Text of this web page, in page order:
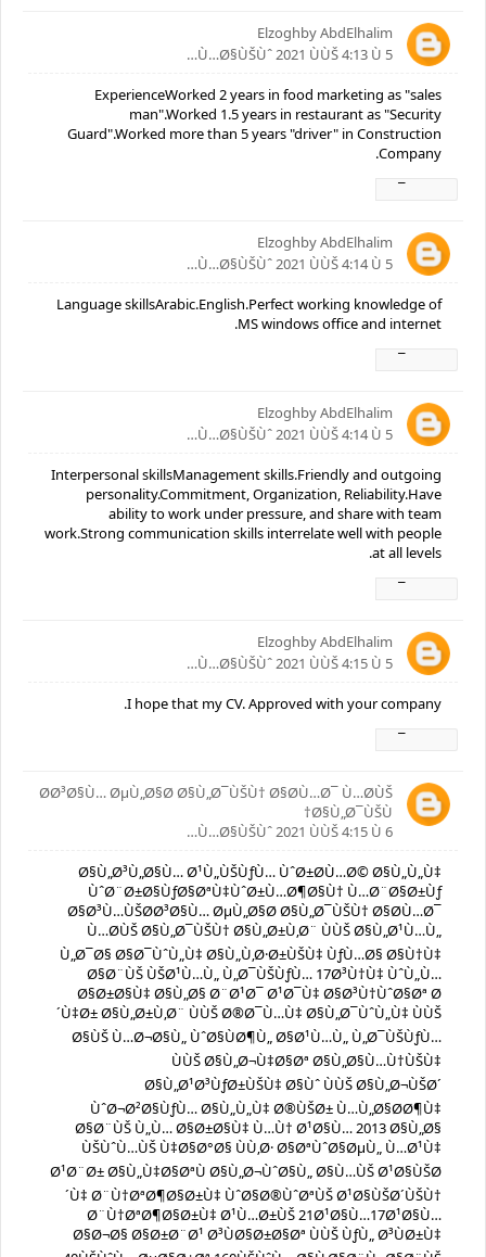
Elzoghby AbdElhalim
5 Ù…Ø§ÙŠÙˆ 2021 ÙÙŠ 4:13 Ù…
ExperienceWorked 2 years in food marketing as "sales
man".Worked 1.5 years in restaurant as "Security
Guard".Worked more than 5 years "driver" in Construction
Company.
Elzoghby AbdElhalim
5 Ù…Ø§ÙŠÙˆ 2021 ÙÙŠ 4:14 Ù…
Language skillsArabic.English.Perfect working knowledge of
MS windows office and internet.
Elzoghby AbdElhalim
5 Ù…Ø§ÙŠÙˆ 2021 ÙÙŠ 4:14 Ù…
Interpersonal skillsManagement skills.Friendly and outgoing
personality.Commitment, Organization, Reliability.Have
ability to work under pressure, and share with team
work.Strong communication skills interrelate well with people
at all levels.
Elzoghby AbdElhalim
5 Ù…Ø§ÙŠÙˆ 2021 ÙÙŠ 4:15 Ù…
I hope that my CV. Approved with your company.
Ø­Ø³Ø§Ù… ØµÙ„Ø§Ø­ Ø§Ù„Ø¯ÙŠÙ† Ø§Ø­Ù…Ø¯ Ù…Ø­ÙŠ
Ø§Ù„Ø¯ÙŠÙ†
6 Ù…Ø§ÙŠÙˆ 2021 ÙÙŠ 4:15 Ù…
Ø§Ù„Ø³Ù„Ø§Ù… Ø¹Ù„ÙŠÙƒÙ… ÙˆØ±Ø­Ù…Ø© Ø§Ù„Ù„Ù‡
ÙˆØ¨Ø±Ø§ÙƒØ§ØªÙ‡ÙˆØ±Ù…Ø¶Ø§Ù† Ù…Ø¨Ø§Ø±Ùƒ
Ø§Ø³Ù…ÙŠØ­Ø³Ø§Ù… ØµÙ„Ø§Ø­ Ø§Ù„Ø¯ÙŠÙ† Ø§Ø­Ù…Ø¯
Ù…Ø­ÙŠ Ø§Ù„Ø¯ÙŠÙ† Ø§Ù„Ø±Ù‚Ø¨ ÙÙŠ Ø§Ù„Ø¹Ù…Ù„
Ù„Ø¯Ø§ Ø§Ø¯ÙˆÙ„Ù‡ Ø§Ù„Ù‚Ø·Ø±ÙŠÙ‡ ÙƒÙ…Ø§ Ø§Ù†Ù‡
Ø§Ø¨ÙŠ ÙŠØ¹Ù…Ù„ Ù„Ø¯ÙŠÙƒÙ… 17Ø³Ù†Ù‡ ÙˆÙ„Ù…
Ø§Ø±Ø§Ù‡ Ø§Ù„Ø§ Ø¨Ø¹Ø¯ Ø¹Ø¯Ù‡ Ø§Ø³Ù†ÙˆØ§Øª Ø
´Ù‡Ø± Ø§Ù„Ø±Ù‚Ø¨ ÙÙŠ Ø®Ø¯Ù…Ù‡ Ø§Ù„Ø¯ÙˆÙ„Ù‡ ÙÙŠ
Ø§ÙŠ Ù…Ø¬Ø§Ù„ ÙˆØ§ÙØ¶Ù„ Ø§Ø¹Ù…Ù„ Ù„Ø¯ÙŠÙƒÙ…
ÙÙŠ Ø§Ù„Ø¬Ù‡Ø§Øª Ø§Ù„Ø§Ù…Ù†ÙŠÙ‡
Ø§Ù„Ø¹Ø³ÙƒØ±ÙŠÙ‡ Ø§Ùˆ ÙÙŠ Ø§Ù„Ø¬ÙŠØ´
ÙˆØ¬Ø²Ø§ÙƒÙ… Ø§Ù„Ù„Ù‡ Ø®ÙŠØ± Ù…Ù„Ø§Ø­Ø¶Ù‡
Ø§Ø¨ÙŠ Ù„Ù… Ø§Ø±Ø§Ù‡ Ù…Ù† Ø¹Ø§Ù… 2013 Ø§Ù„Ø§
ÙŠÙˆÙ…ÙŠ Ù‡Ø§Ø°Ø§ ÙÙ‚Ø· Ø§ØªÙˆØ§ØµÙ„ Ù…Ø¹Ù‡
Ø¹Ø¨Ø± Ø§Ù„Ù‡Ø§ØªÙ Ø§Ù„Ø¬ÙˆØ§Ù„ Ø§Ù…ÙŠ Ø¹Ø§ÙŠØ
´Ù‡ Ø¨Ù†ØªØ¶Ø§Ø±Ù‡ ÙˆØ§Ø®ÙˆØªÙŠ Ø¹Ø§ÙŠØ´ÙŠÙ†
Ø¨Ù†ØªØ¶Ø§Ø±Ù‡ Ø¹Ù…Ø±ÙŠ 21Ø¹Ø§Ù…17Ø¹Ø§Ù…
Ø§Ø¬Ø§ Ø§Ø±Ø¨Ø¹ Ø³ÙØ§Ø±Ø§Øª ÙÙŠ ÙƒÙ„ Ø³ÙØ±Ù‡